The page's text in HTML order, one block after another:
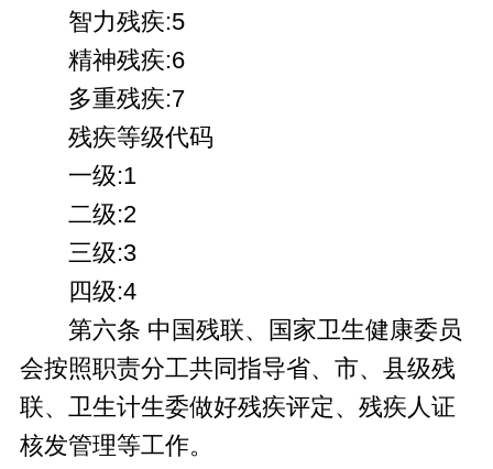
智力残疾:5
精神残疾:6
多重残疾:7
残疾等级代码
一级:1
二级:2
三级:3
四级:4
第六条 中国残联、国家卫生健康委员
会按照职责分工共同指导省、市、县级残
联、卫生计生委做好残疾评定、残疾人证
核发管理等工作。